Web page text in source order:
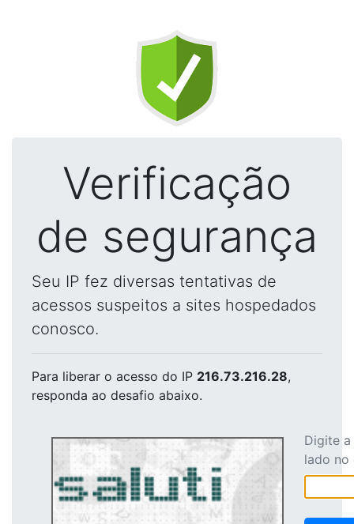
Verificação
de segurança
Seu IP fez diversas tentativas de
acessos suspeitos a sites hospedados
conosco.
Para liberar o acesso do IP 216.73.216.28,
responda ao desafio abaixo.
Digite
lado no